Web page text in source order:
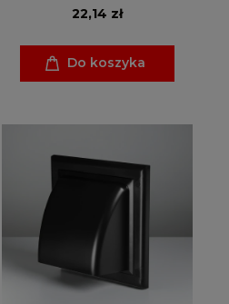
22,14 zł
Do koszyka